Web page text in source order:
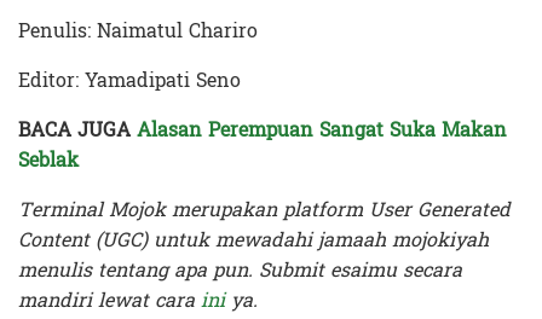
Penulis: Naimatul Chariro
Editor: Yamadipati Seno
BACA JUGAAlasan Perempuan Sangat Suka Makan
Seblak
Terminal Mojok merupakan platform User Generated
Content (UGC) untuk mewadahi jamaah mojokiyah
menulis tentang apa pun. Submit esaimu secara
mandiri lewat carainiya.